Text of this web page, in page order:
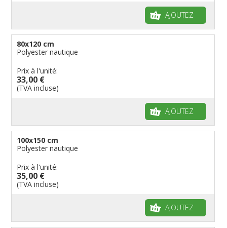
AJOUTEZ
80x120 cm
Polyester nautique
Prix à l'unité:
33,00 €
(TVA incluse)
AJOUTEZ
100x150 cm
Polyester nautique
Prix à l'unité:
35,00 €
(TVA incluse)
AJOUTEZ